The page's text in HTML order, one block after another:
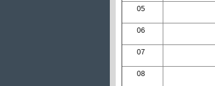
05
06
07
08